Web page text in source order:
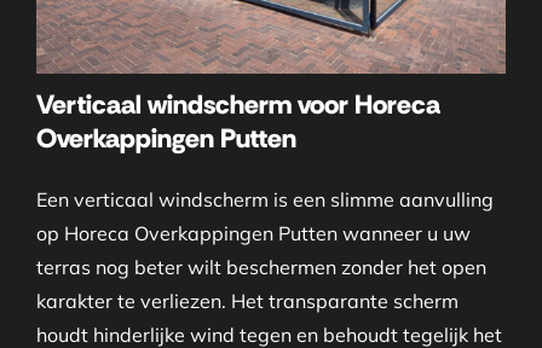
Verticaal windscherm voor Horeca
Overkappingen Putten
Een verticaal windscherm is een slimme aanvulling
op Horeca Overkappingen Putten wanneer u uw
terras nog beter wilt beschermen zonder het open
karakter te verliezen. Het transparante scherm
houdt hinderlijke wind tegen en behoudt tegelijk het